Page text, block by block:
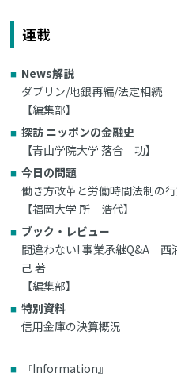
連載
News解説
ダブリン/地銀再編/法定相続
【編集部】
探訪 ニッポンの金融史
【青山学院大学 落合 功】
今日の問題
働き方改革と労働時間法制の
【福岡大学 所 浩代】
ブック・レビュー
間違わない! 事業承継Q&A 西
己 著
【編集部】
特別資料
信用金庫の決算概況
『Information』